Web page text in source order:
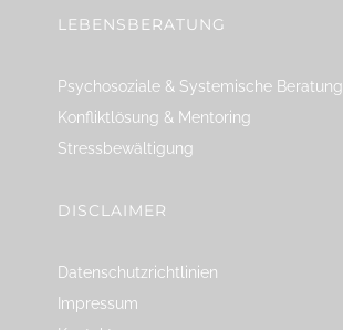
LEBENSBERATUNG
Psychosoziale & Systemische Beratung
Konfliktlösung & Mentoring
Stressbewältigung
DISCLAIMER
Datenschutzrichtlinien
Impressum